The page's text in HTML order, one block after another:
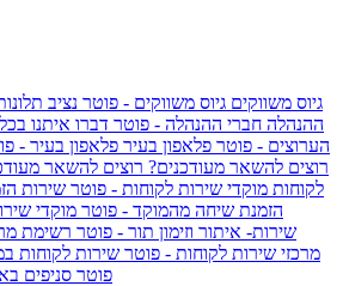
גיוס משווקים גיוס משווקים - פוטר נציב
ההנהלה חברי ההנהלה - פוטר דברו איתנו
הערוצים - פוטר פלאפון בעיר פלאפון בעיר -
רוצים להשאר מעודכנים? רוצים להשאר
לקוחות מוקדי שירות לקוחות - פוטר שירות
הזמנת שיחה מהמוקד - פוטר מוקדי
שירות- איתור וזימון תור - פוטר רשימת
מרכזי שירות לקוחות - פוטר שירות לקוחות
פוטר סניפים